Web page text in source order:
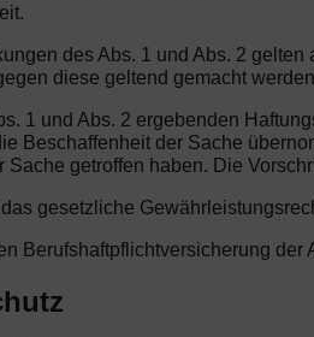
des Abs. 1 und Abs. 2
diese geltend gemacht
1 und Abs. 2 ergebenden
Beschaffenheit der Sache
Sache getroffen haben. Die
gesetzliche
Berufshaftpflichtversicherung